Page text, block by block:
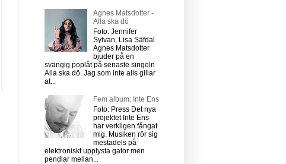
Agnes Matsdotter -
Alla ska dö
Foto: Jennifer
Sylvan, Lisa Säfdal
Agnes Matsdotter
bjuder på en
svängig poplåt på senaste singeln
Alla ska dö. Jag som inte alls gillar
at...
Fem album: Inte Ens
Foto: Press Det nya
projektet Inte Ens
har verkligen fångat
mig. Musiken rör sig
mestadels på
elektroniskt upplysta gator men
pendlar mellan...